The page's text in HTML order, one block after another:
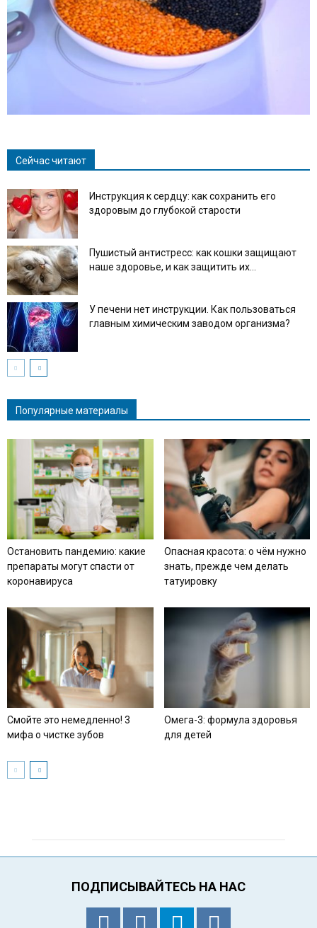
Сейчас читают
Инструкция к сердцу: как сохранить его
здоровым до глубокой старости
Пушистый антистресс: как кошки защищают
наше здоровье, и как защитить их...
У печени нет инструкции. Как пользоваться
главным химическим заводом организма?
Популярные материалы
Остановить пандемию: какие
препараты могут спасти от
коронавируса
Опасная красота: о чём нужно
знать, прежде чем делать
татуировку
Смойте это немедленно! 3
мифа о чистке зубов
Омега-3: формула здоровья
для детей
ПОДПИСЫВАЙТЕСЬ НА НАС